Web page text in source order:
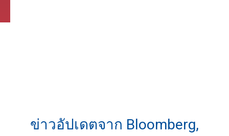
ข่าวอัปเดตจาก Bloomberg,